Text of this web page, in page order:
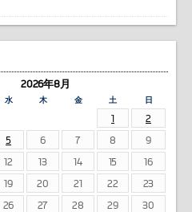
2026年8月
水 木 金 土 日
1
2
5 6 7 8
9
12 13 14 15
16
19 20 21 22
23
26 27 28 29
30